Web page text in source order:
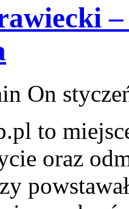
–
On
to
oraz